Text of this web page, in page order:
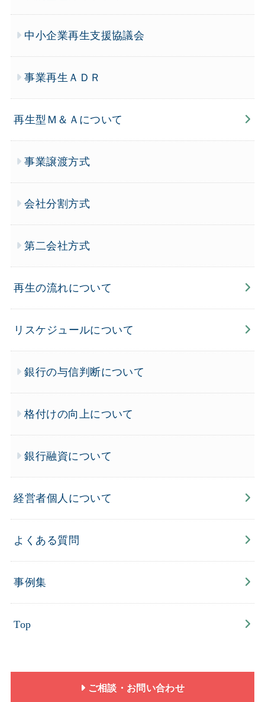
中小企業再生支援協議会
事業再生ＡＤＲ
再生型Ｍ＆Ａについて
事業譲渡方式
会社分割方式
第二会社方式
再生の流れについて
リスケジュールについて
銀行の与信判断について
格付けの向上について
銀行融資について
経営者個人について
よくある質問
事例集
Top
ご相談・お問い合わせ